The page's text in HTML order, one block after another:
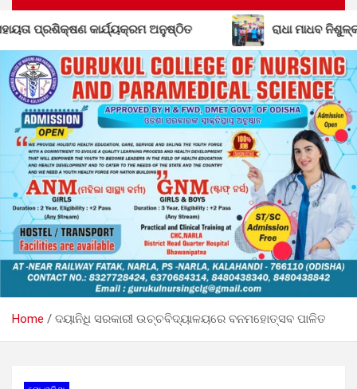
ରାଧା ମାଧବ ନିଶୁଳ୍କ ଶିକ୍ଷା ନିକେତନର ତୃତୀୟ
Home ଦୟାନିଧି ସରକାରୀ ଉଚ୍ଚବିଦ୍ୟାଳୟରେ ବନମହୋତ୍ସବ ପାଳିତ